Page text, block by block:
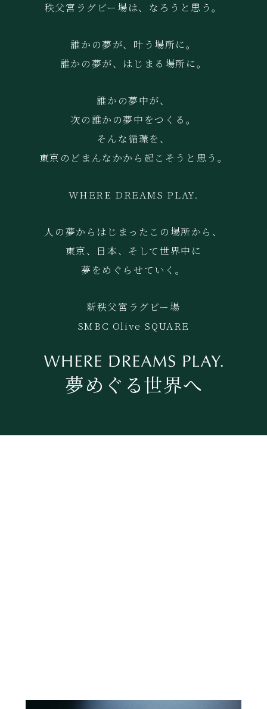
秩父宮ラグビー場は、なろうと思う。
誰かの夢が、叶う場所に。
誰かの夢が、はじまる場所に。
誰かの夢中が、
次の誰かの夢中をつくる。
そんな循環を、
東京のどまんなかから起こそうと思う。
WHERE DREAMS PLAY.
人の夢からはじまったこの場所から、
東京、日本、そして世界中に
夢をめぐらせていく。
新秩父宮ラグビー場
SMBC Olive SQUARE
夢めぐる世界へ